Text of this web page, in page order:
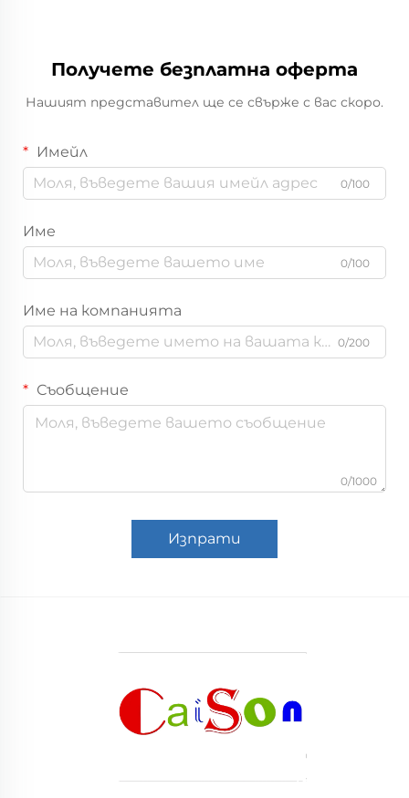
Получете безплатна оферта
Нашият представител ще се свърже с вас скоро.
Имейл
0/100
Име
0/100
Име на компанията
0/200
Съобщение
0/1000
Изпрати